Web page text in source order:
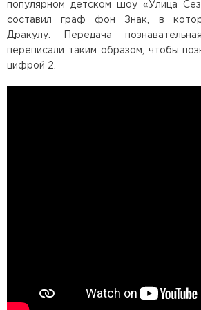
популярном детском шоу «Улица
составил граф фон Знак, в
Дракулу. Передача
переписали таким образом, чтобы
цифрой 2.